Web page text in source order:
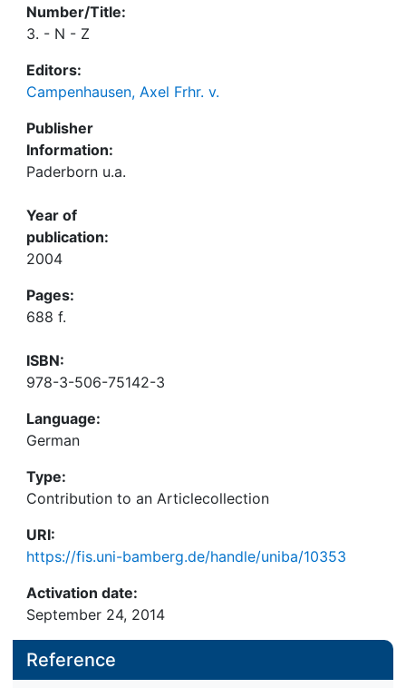
Number/Title:
3. - N - Z
Editors:
Campenhausen, Axel Frhr. v.
Publisher
Information:
Paderborn u.a.
Year of
publication:
2004
Pages:
688 f.
ISBN:
978-3-506-75142-3
Language:
German
Type:
Contribution to an Articlecollection
URI:
https://fis.uni-bamberg.de/handle/uniba/10353
Activation date:
September 24, 2014
Reference